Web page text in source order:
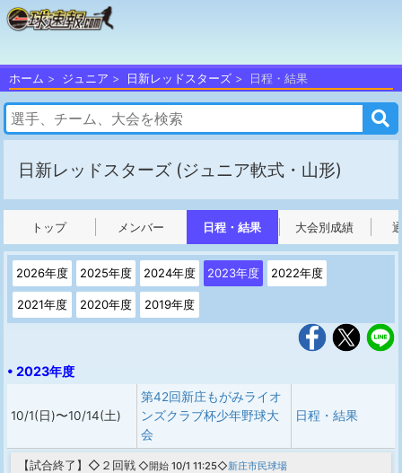
ホーム ジュニア 日新レッドスターズ 日程・結果
日新レッドスターズ (ジュニア軟式・山形)
トップ メンバー 日程・結果 大会別成績
2026年度 2025年度 2024年度 2023年度 2022年度
2021年度 2020年度 2019年度
• 2023年度
10/1(日)〜10/14(土)
第42回新庄もがみライオ
ンズクラブ杯少年野球大
会
日程・結果
【試合終了 】◇２回戦 ◇開始 10/1 11:25◇新庄市民球場